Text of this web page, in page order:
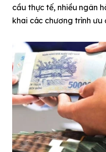
cầu thực tế, nhiều ngân
khai các chương trình ưu